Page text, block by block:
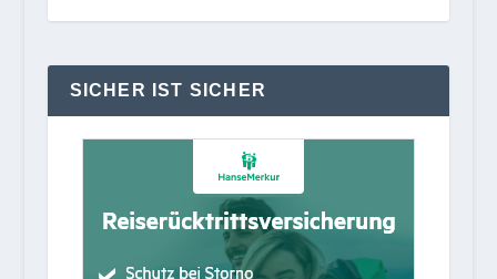
SICHER IST SICHER